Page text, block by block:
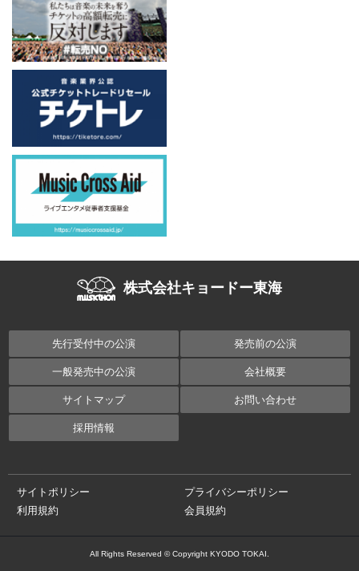
株式会社キョードー東海
先行受付中の公演 発売前の公演
一般発売中の公演 会社概要
サイトマップ お問い合わせ
採用情報
サイトポリシー
プライバシーポリシー
利用規約
会員規約
All Rights Reserved © Copyright KYODO TOKAI.